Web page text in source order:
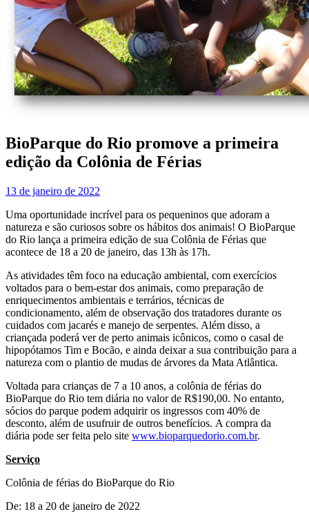
BioParque do Rio promove a primeira
edição da Colônia de Férias
13 de janeiro de 2022
Uma oportunidade incrível para os pequeninos que adoram a
natureza e são curiosos sobre os hábitos dos animais! O BioParque
do Rio lança a primeira edição de sua Colônia de Férias que
acontece de 18 a 20 de janeiro, das 13h às 17h.
As atividades têm foco na educação ambiental, com exercícios
voltados para o bem-estar dos animais, como preparação de
enriquecimentos ambientais e terrários, técnicas de
condicionamento, além de observação dos tratadores durante os
cuidados com jacarés e manejo de serpentes. Além disso, a
criançada poderá ver de perto animais icônicos, como o casal de
hipopótamos Tim e Bocão, e ainda deixar a sua contribuição para a
natureza com o plantio de mudas de árvores da Mata Atlântica.
Voltada para crianças de 7 a 10 anos, a colônia de férias do
BioParque do Rio tem diária no valor de R$190,00. No entanto,
sócios do parque podem adquirir os ingressos com 40% de
desconto, além de usufruir de outros benefícios. A compra da
diária pode ser feita pelo site www.bioparquedorio.com.br.
Serviço
Colônia de férias do BioParque do Rio
De: 18 a 20 de janeiro de 2022